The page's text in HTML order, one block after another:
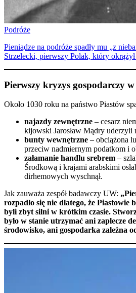
Podróże
Pieniądze na podróże spadły mu „z
Strzelecki, pierwszy Polak, który
Pierwszy kryzys gospodarczy w
Około 1030 roku na państwo Piastów
najazdy zewnętrzne – cesarz
kijowski Jarosław Mądry uderzyli
bunty wewnętrzne – obciążona
przeciw nadmiernym podatkom i
załamanie handlu srebrem –
Środkową i krajami arabskimi
dirhemowych wyschnął.
Jak zauważa zespół badawczy UW:
rozpadło się nie dlatego, że Piastowie
byli zbyt silni w krótkim czasie.
było w stanie utrzymać ani zaplecze
środowisko, ani gospodarka zależna